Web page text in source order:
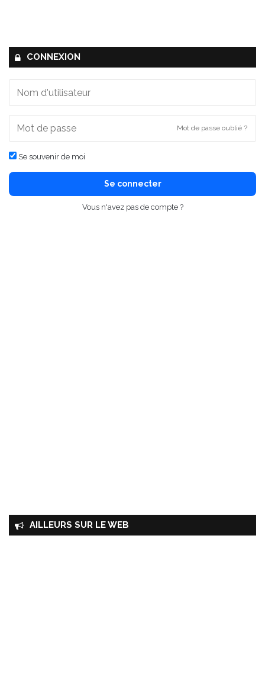
CONNEXION
Mot de passe oublié ?
Se souvenir de moi
Se connecter
Vous n'avez pas de compte ?
AILLEURS SUR LE WEB